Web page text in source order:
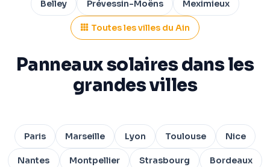
Belley Prévessin-Moëns Meximieux
Toutes les villes du Ain
Panneaux solaires dans les
grandes villes
Paris Marseille Lyon Toulouse Nice
Nantes Montpellier Strasbourg Bordeaux